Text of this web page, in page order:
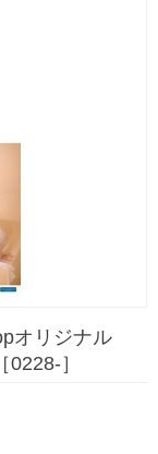
オリジナル
］